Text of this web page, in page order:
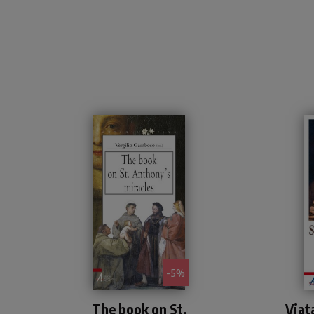
- 5%
compiuti dal Santo, scritta
The book on St.